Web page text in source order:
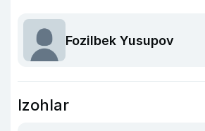
Fozilbek Yusupov
Izohlar